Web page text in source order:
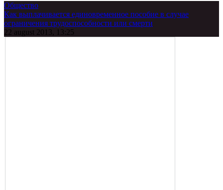
Общество
Как выплачивается единовременное пособие в случае
ограничения трудоспособности или смерти
22 august 2013, 13:25